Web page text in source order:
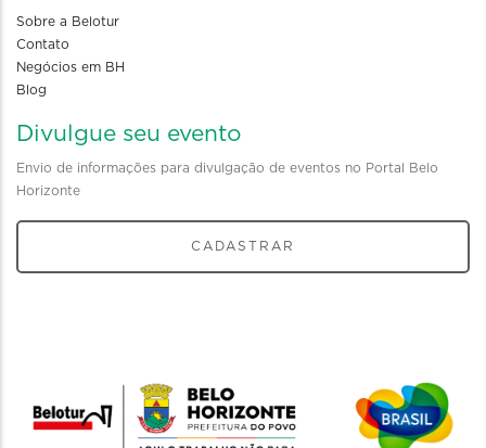
Sobre a Belotur
Contato
Negócios em BH
Blog
Divulgue seu evento
Envio de informações para divulgação de eventos no Portal Belo
Horizonte
CADASTRAR